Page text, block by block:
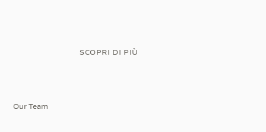
SCOPRI DI PIÙ
Our Team